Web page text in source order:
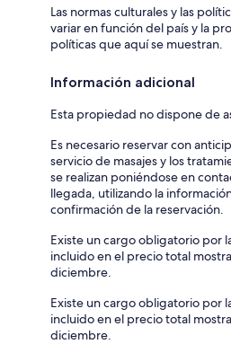
Las normas culturales y las
variar en función del país y la
políticas que aquí se muestran.
Información adicional
Esta propiedad no dispone de
Es necesario reservar con
servicio de masajes y los
se realizan poniéndose en
llegada, utilizando la
confirmación de la reservación.
Existe un cargo obligatorio por
incluido en el precio total
diciembre.
Existe un cargo obligatorio por
incluido en el precio total
diciembre.